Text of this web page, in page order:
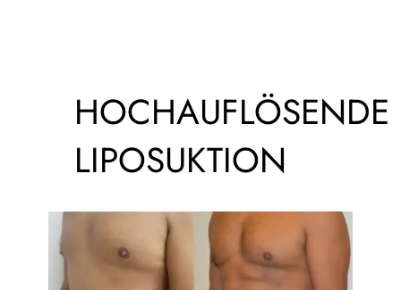
HOCHAUFLÖSENDE
LIPOSUKTION